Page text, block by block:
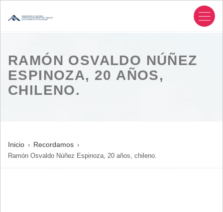
RAMÓN OSVALDO NÚÑEZ
ESPINOZA, 20 AÑOS,
CHILENO.
SOBRESCRIBIR
ENLACES
DE
Inicio Recordamos
Ramón Osvaldo Núñez Espinoza, 20 años, chileno.